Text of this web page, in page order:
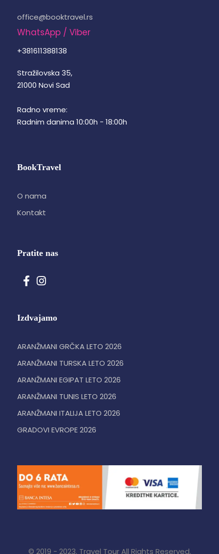
office@booktravel.rs
WhatsApp / Viber
+381611388138
Stražilovska 35,
21000 Novi Sad
Radno vreme:
Radnim danima 10:00h - 18:00h
BookTravel
O nama
Kontakt
Pratite nas
Izdvajamo
ARANŽMANI GRČKA LETO 2026
ARANŽMANI TURSKA LETO 2026
ARANŽMANI EGIPAT LETO 2026
ARANŽMANI TUNIS LETO 2026
ARANŽMANI ITALIJA LETO 2026
GRADOVI EVROPE 2026
© 2019 - 2023. Travel Tour All Rights Reserved.